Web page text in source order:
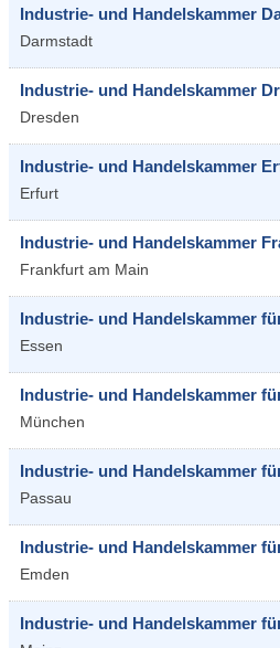
Industrie- und Handelskammer
Darmstadt
Industrie- und Handelskammer
Dresden
Industrie- und Handelskammer
Erfurt
Industrie- und Handelskammer
Frankfurt am Main
Industrie- und Handelskammer
Essen
Industrie- und Handelskammer
München
Industrie- und Handelskammer
Passau
Industrie- und Handelskammer
Emden
Industrie- und Handelskammer